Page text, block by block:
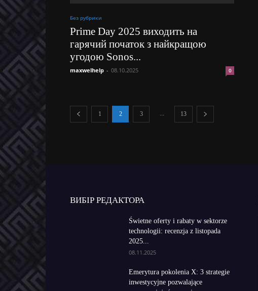
Без рубрики
Prime Day 2025 виходить на
гарячий початок з найкращою
угодою Sonos...
maxwelhelp - 08.10.2025 0
1 2 3 ... 13
ВИБІР РЕДАКТОРА
Świetne oferty i rabaty w sektorze
technologii: recenzja z listopada
2025...
08.11.2025
Emerytura pokolenia X: 3 strategie
inwestycyjne pozwalające